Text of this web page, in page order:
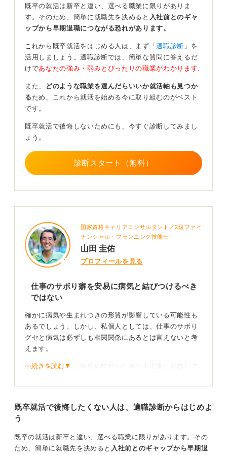
り方を教えてくれずにただ「やれ」と言われたりする場
合もあるでしょう。
みてください。
やり方もわかっていて、やるべきだと理解し、さらに能
初めて病気の可能性を考えるのが一般的です。
何でもかんでも安易に病気のせいにしてしまうと、問題
病院で診察を受けて何らかの病気が発覚した場合は、会
どの選択肢も検討していきます。
また、社員の健康管理の一環としてメンタルヘルス対策
相談してみることも検討してください。
0
既卒の就活は新卒と違い、選べる職業に限りがありま
す。そのため、簡単に就職先を決めると 入社前とのギャ
ップから早期退職につながる恐れがあります。
これから既卒就活をはじめる人は、まず「適職診断 」を
活用しましょう。適職診断では、簡単な質問に答えるだ
けであなたの強み・弱みとぴったりの職業がわかります.
また、
どのような職業を選んだらいいか就活軸も見つか
る ため、これから就活を始める今に取り組むのがベスト
です。
既卒就活で後悔しないためにも、今すぐ診断してみまし
ょう。
診断スタート（無料）
国家資格キャリアコンサルタント／2級ファイ
ナンシャル・プランニング技能士
山田 圭佑
プロフィールを見る
仕事のサボり癖を安易に病気と結びつけるべき
ではない
確かに病気や生まれつきの形質が影響している可能性も
あるでしょう。しかし、私個人としては、仕事のサボり
グセと病気は必ずしも相関関係にあるとは言えないと考
えます。
仮に現在、本当に病気や特性が仕事の不出来に影響して
題なく仕事に打ち込めるようになることがあるからで
るかです。
⋯続きを読む▼
既卒就活で後悔したくない人は、適職診断からはじめよ
う
既卒の就活は新卒と違い、選べる職業に限りがあります。その
ため、簡単に就職先を決めると 入社前とのギャップから早期退